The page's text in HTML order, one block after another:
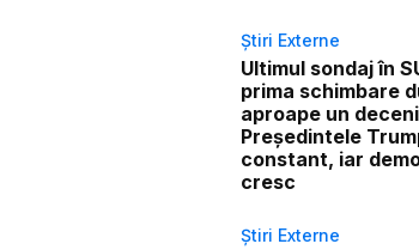
Știri Externe
Ultimul sondaj în
prima schimbare
aproape un
Președintele
constant, iar
cresc
Știri Externe